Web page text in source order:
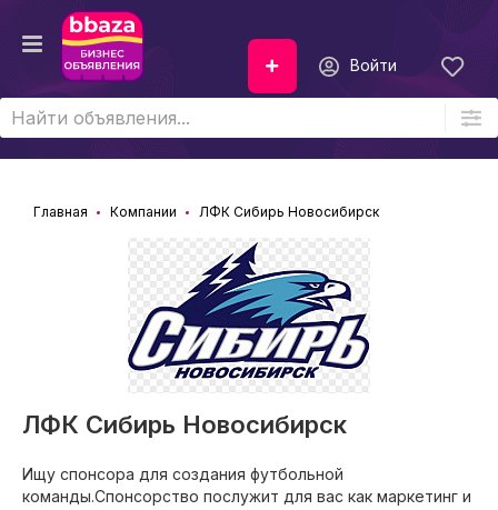
Войти
Главная Компании ЛФК Сибирь Новосибирск
ЛФК Сибирь Новосибирск
Ищу спонсора для создания футбольной
команды.Спонсорство послужит для вас как маркетинг и